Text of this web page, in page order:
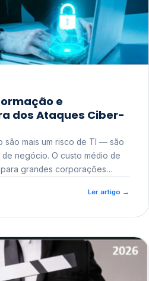
e
dos Ataques Ciber-
são mais um risco de TI — são
custo médio de
grandes corporações
junto a órgãos como a
Ler artigo →